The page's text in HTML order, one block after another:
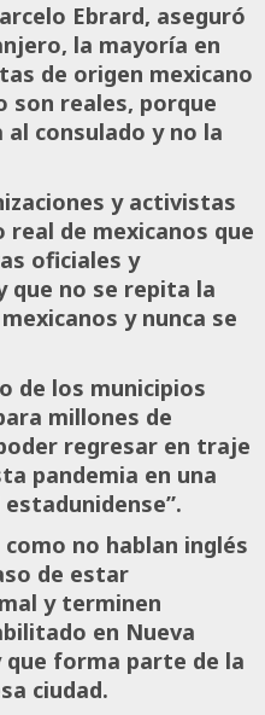
Ebrard, aseguró
la mayoría en
de origen mexicano
son reales, porque
consulado y no la
y activistas
de mexicanos que
oficiales y
que no se repita la
y nunca se
de los municipios
millones de
regresar en traje
pandemia en una
no hablan inglés
de estar
y terminen
en Nueva
que forma parte de la
ciudad.